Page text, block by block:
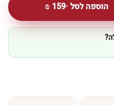
הוספה לסל ·159
₪